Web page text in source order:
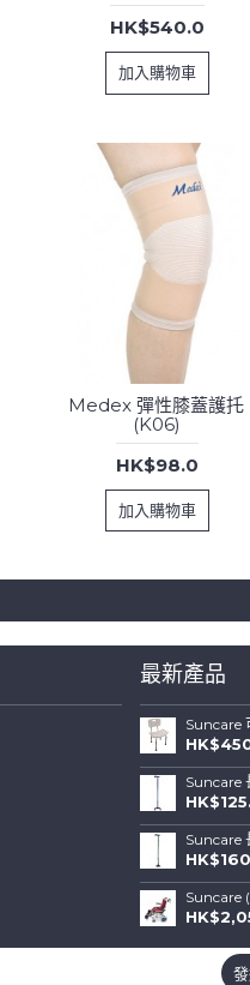
HK$540.0
加入購物車
Medex 彈性膝蓋護托
(K06)
HK$98.0
加入購物車
最新產品